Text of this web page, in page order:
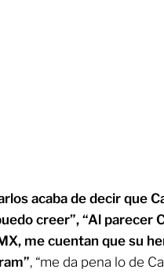
acaba de decir que
creer”, “Al parecer
me cuentan que su
, “me da pena lo de